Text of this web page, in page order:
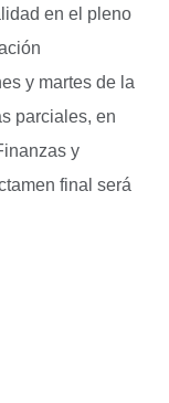
en el pleno
y martes de la
parciales, en
y
final será